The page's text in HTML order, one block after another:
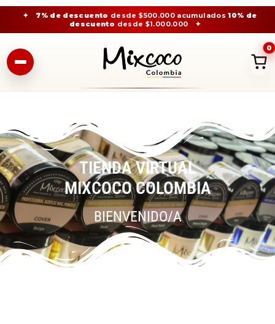
✦ 7% de descuento desde $500.000 acumulados10% de
descuento desde $1.000.000 ✦
0
TIENDA VIRTUAL
MIXCOCO COLOMBIA
BIENVENIDO/A